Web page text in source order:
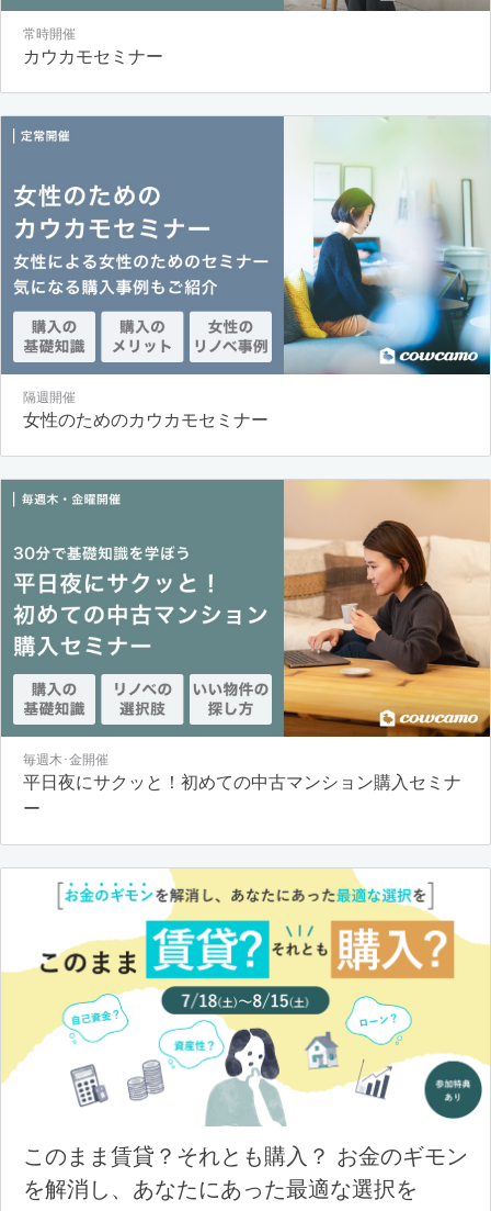
常時開催
カウカモセミナー
隔週開催
女性のためのカウカモセミナー
毎週木･金開催
平日夜にサクッと！初めての中古マンション購入セミナ
ー
このまま賃貸？それとも購入？ お金のギモン
を解消し、あなたにあった最適な選択を